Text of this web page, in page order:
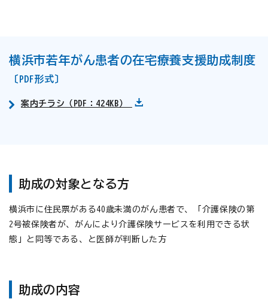
横浜市若年がん患者の在宅療養支援助成制度
〔PDF形式〕
案内チラシ（PDF：424KB）
助成の対象となる方
横浜市に住民票がある40歳未満のがん患者で、「介護保険の第
2号被保険者が、がんにより介護保険サービスを利用できる状
態」と同等である、と医師が判断した方
助成の内容